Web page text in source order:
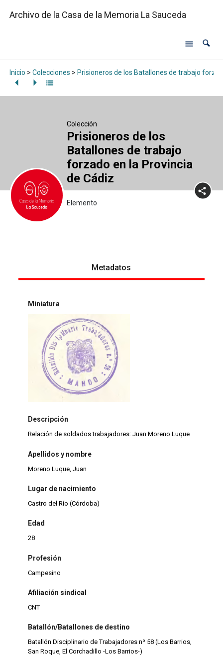
Archivo de la Casa de la Memoria La Sauceda
Inicio > Colecciones > Prisioneros de los Batallones de trabajo
Colección
Prisioneros de los
Batallones de trabajo
forzado en la Provincia
de Cádiz
Elemento
Metadatos
Miniatura
Descripción
Relación de soldados trabajadores: Juan Moreno Luque
Apellidos y nombre
Moreno Luque, Juan
Lugar de nacimiento
Castro del Río (Córdoba)
Edad
28
Profesión
Campesino
Afiliación sindical
CNT
Batallón/Batallones de destino
Batallón Disciplinario de Trabajadores nº 58 (Los Barrios,
San Roque, El Corchadillo -Los Barrios-)